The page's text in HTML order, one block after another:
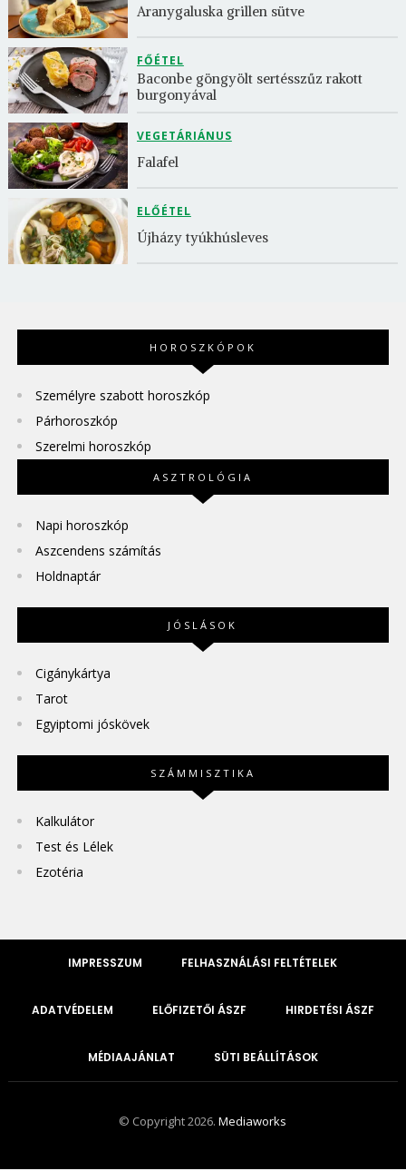
Aranygaluska grillen sütve
FŐÉTEL
Baconbe göngyölt sertésszűz rakott
burgonyával
VEGETÁRIÁNUS
Falafel
ELŐÉTEL
Újházy tyúkhúsleves
HOROSZKÓPOK
Személyre szabott horoszkóp
Párhoroszkóp
Szerelmi horoszkóp
ASZTROLÓGIA
Napi horoszkóp
Aszcendens számítás
Holdnaptár
JÓSLÁSOK
Cigánykártya
Tarot
Egyiptomi jóskövek
SZÁMMISZTIKA
Kalkulátor
Test és Lélek
Ezotéria
IMPRESSZUM FELHASZNÁLÁSI FELTÉTELEK
ADATVÉDELEM ELŐFIZETŐI ÁSZF HIRDETÉSI ÁSZF
MÉDIAAJÁNLAT SÜTI BEÁLLÍTÁSOK
© Copyright 2026.Mediaworks